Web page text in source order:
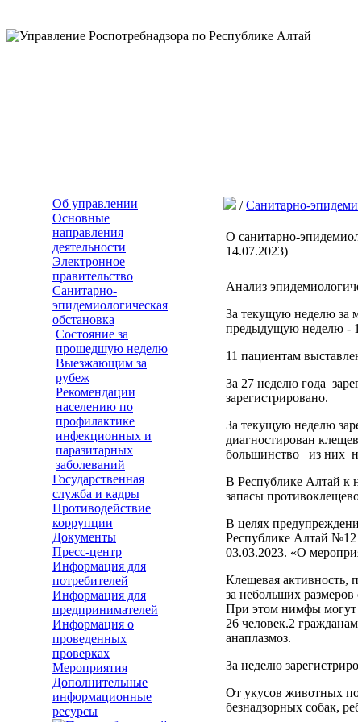
Об управлении
Основные
направления
деятельности
Электронное
правительство
Санитарно-
эпидемиологическая
обстановка
Состояние за
прошедшую неделю
Выезжающим за
рубеж
Рекомендации
населению по
профилактике
инфекционных и
паразитарных
заболеваний
Государственная
служба и кадры
Противодействие
коррупции
Документы
Пресс-центр
Информация для
потребителей
Информация для
предпринимателей
Информация о
проведенных
проверках
Мероприятия
Дополнительные
информационные
ресурсы
/Санитарно-
О санитарно-
14.07.2023)
Анализ
За текущую неделю за
предыдущую неделю -
11 пациентам
За 27 неделю года
зарегистрировано.
За текущую неделю
диагностирован
большинство из них
В Республике Алтай к
запасы
В целях
Республике Алтай
03.03.2023. «О
Клещевая активность,
за небольших
При этом нимфы могут
26 человек.2
анаплазмоз.
За неделю
От укусов животных
безнадзорных собак,